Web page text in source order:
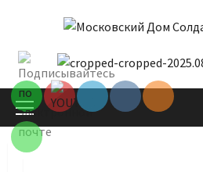
содержимому
Основное
меню
Set Youtube
Channel ID